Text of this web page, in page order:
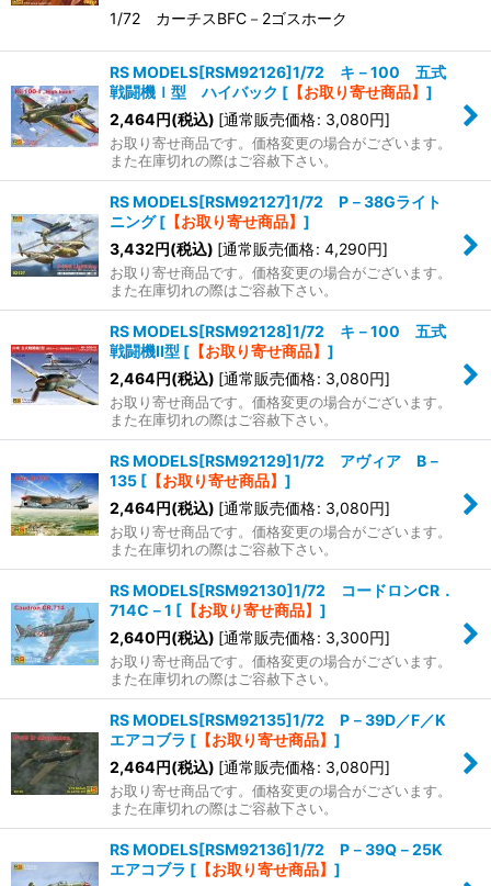
1/72 カーチスBFC－2ゴスホーク
RS MODELS[RSM92126]1/72 キ－100 五式
戦闘機Ｉ型 ハイバック [ 【お取り寄せ商品】 ]
2,464円(税込) [通常販売価格: 3,080円]
お取り寄せ商品です。価格変更の場合がございます。
また在庫切れの際はご容赦下さい。
RS MODELS[RSM92127]1/72 P－38Gライト
ニング [ 【お取り寄せ商品】 ]
3,432円(税込) [通常販売価格: 4,290円]
お取り寄せ商品です。価格変更の場合がございます。
また在庫切れの際はご容赦下さい。
RS MODELS[RSM92128]1/72 キ－100 五式
戦闘機II型 [ 【お取り寄せ商品】 ]
2,464円(税込) [通常販売価格: 3,080円]
お取り寄せ商品です。価格変更の場合がございます。
また在庫切れの際はご容赦下さい。
RS MODELS[RSM92129]1/72 アヴィア B－
135 [ 【お取り寄せ商品】 ]
2,464円(税込) [通常販売価格: 3,080円]
お取り寄せ商品です。価格変更の場合がございます。
また在庫切れの際はご容赦下さい。
RS MODELS[RSM92130]1/72 コードロンCR．
714C－1 [ 【お取り寄せ商品】 ]
2,640円(税込) [通常販売価格: 3,300円]
お取り寄せ商品です。価格変更の場合がございます。
また在庫切れの際はご容赦下さい。
RS MODELS[RSM92135]1/72 P－39D／F／K
エアコブラ [ 【お取り寄せ商品】 ]
2,464円(税込) [通常販売価格: 3,080円]
お取り寄せ商品です。価格変更の場合がございます。
また在庫切れの際はご容赦下さい。
RS MODELS[RSM92136]1/72 P－39Q－25K
エアコブラ [ 【お取り寄せ商品】 ]